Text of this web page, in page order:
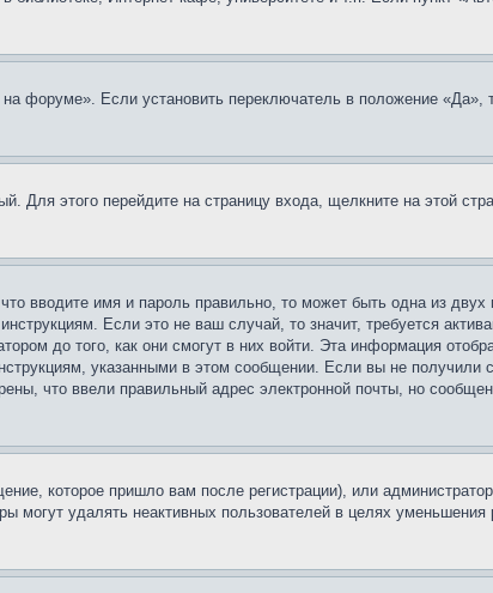
форуме». Если установить переключатель в положение «Да»,
Для этого перейдите на страницу входа, щелкните на этой
вводите имя и пароль правильно, то может быть одна из
Если это не ваш случай, то значит, требуется
до того, как они смогут в них войти. Эта информация
указанными в этом сообщении. Если вы не получили
что ввели правильный адрес электронной почты, но
которое пришло вам после регистрации), или
удалять неактивных пользователей в целях